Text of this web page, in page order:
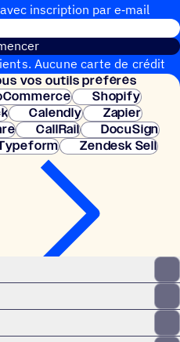
inscrip­tion par e‑mail
Aucune carte de crédit
instantanée.
vos outils préférés
Shopify
Calendly
Zapier
CallRail
DocuSign
Zendesk Sell